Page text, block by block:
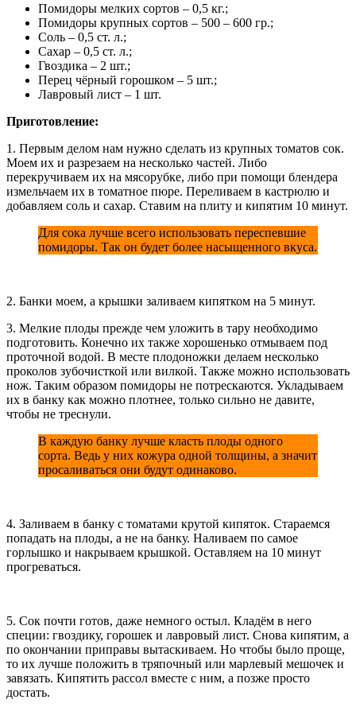
Помидоры мелких сортов – 0,5 кг.;
Помидоры крупных сортов – 500 – 600 гр.;
Соль – 0,5 ст. л.;
Сахар – 0,5 ст. л.;
Гвоздика – 2 шт.;
Перец чёрный горошком – 5 шт.;
Лавровый лист – 1 шт.
Приготовление:
1. Первым делом нам нужно сделать из крупных томатов сок.
Моем их и разрезаем на несколько частей. Либо
перекручиваем их на мясорубке, либо при помощи блендера
измельчаем их в томатное пюре. Переливаем в кастрюлю и
добавляем соль и сахар. Ставим на плиту и кипятим 10 минут.
Для сока лучше всего использовать переспевшие
помидоры. Так он будет более насыщенного вкуса.
2. Банки моем, а крышки заливаем кипятком на 5 минут.
3. Мелкие плоды прежде чем уложить в тару необходимо
подготовить. Конечно их также хорошенько отмываем под
проточной водой. В месте плодоножки делаем несколько
проколов зубочисткой или вилкой. Также можно использовать
нож. Таким образом помидоры не потрескаются. Укладываем
их в банку как можно плотнее, только сильно не давите,
чтобы не треснули.
В каждую банку лучше класть плоды одного
сорта. Ведь у них кожура одной толщины, а значит
просаливаться они будут одинаково.
4. Заливаем в банку с томатами крутой кипяток. Стараемся
попадать на плоды, а не на банку. Наливаем по самое
горлышко и накрываем крышкой. Оставляем на 10 минут
прогреваться.
5. Сок почти готов, даже немного остыл. Кладём в него
специи: гвоздику, горошек и лавровый лист. Снова кипятим, а
по окончании приправы вытаскиваем. Но чтобы было проще,
то их лучше положить в тряпочный или марлевый мешочек и
завязать. Кипятить рассол вместе с ним, а позже просто
достать.